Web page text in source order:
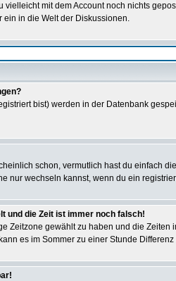
vielleicht mit dem Account noch nichts
in die Welt der Diskussionen.
bist) werden in der Datenbank
schon, vermutlich hast du einfach
nur wechseln kannst, wenn du ein
und die Zeit ist immer noch falsch!
Zeitzone gewählt zu haben und die
es im Sommer zu einer Stunde